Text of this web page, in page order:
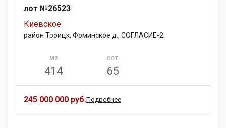
лот №26523
Киевское
район Троицк, Фоминское д., СОГЛАСИЕ-2
М2
414
СОТ.
65
245 000 000 руб.Подробнее